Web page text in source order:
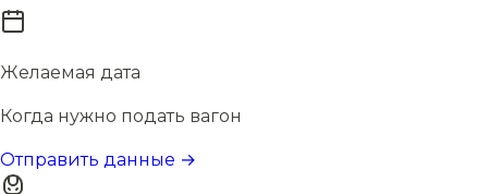
Желаемая дата
Когда нужно подать вагон
Отправить данные →